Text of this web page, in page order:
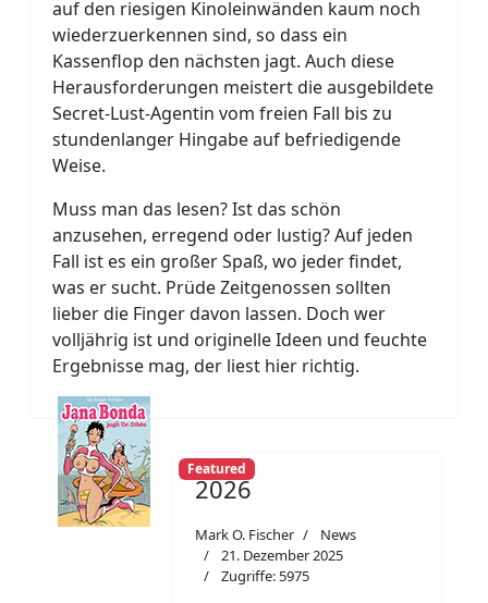
auf den riesigen Kinoleinwänden kaum noch
wiederzuerkennen sind, so dass ein
Kassenflop den nächsten jagt. Auch diese
Herausforderungen meistert die ausgebildete
Secret-Lust-Agentin vom freien Fall bis zu
stundenlanger Hingabe auf befriedigende
Weise.
Muss man das lesen? Ist das schön
anzusehen, erregend oder lustig? Auf jeden
Fall ist es ein großer Spaß, wo jeder findet,
was er sucht. Prüde Zeitgenossen sollten
lieber die Finger davon lassen. Doch wer
volljährig ist und originelle Ideen und feuchte
Ergebnisse mag, der liest hier richtig.
Featured
2026
Mark O. Fischer
News
21. Dezember 2025
Zugriffe: 5975